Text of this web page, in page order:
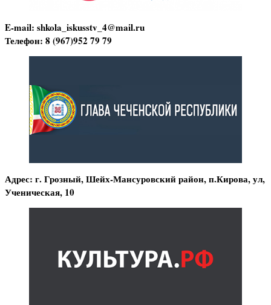
E-mail: shkola_iskusstv_4@mail.ru
Телефон: 8 (967)952 79 79
Адрес: г. Грозный, Шейх-Мансуровский район, п.Кирова, ул,
Ученическая, 10